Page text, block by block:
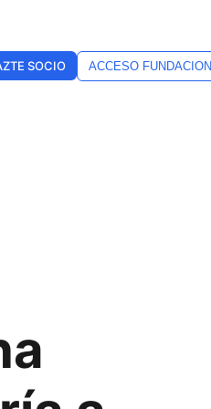
SOCIO ACCESO